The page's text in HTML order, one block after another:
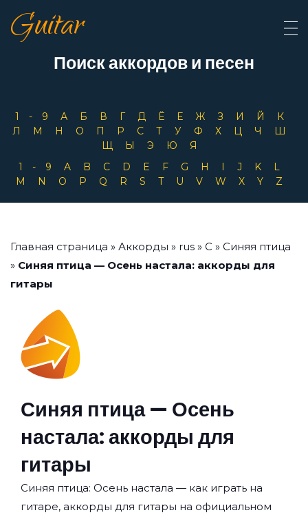
Guitar
Поиск аккордов и песен
1-9 А Б В Г Д Ё Е Ж З И Й
К
Л
М Н О П Р С Т У Ф Х Ц Ч
Ш
Щ
Ы Э Ю
Я
1-9
A B C D E F G H I J K
L
M
N O P Q R S T U V W X Y Z
Главная страница » Аккорды » rus » С » Синяя птица
» Синяя птица — Осень настала: аккорды для
гитары
Синяя птица — Осень
настала: аккорды для
гитары
Синяя птица: Осень настала — как играть на
гитаре, аккорды для гитары на официальном